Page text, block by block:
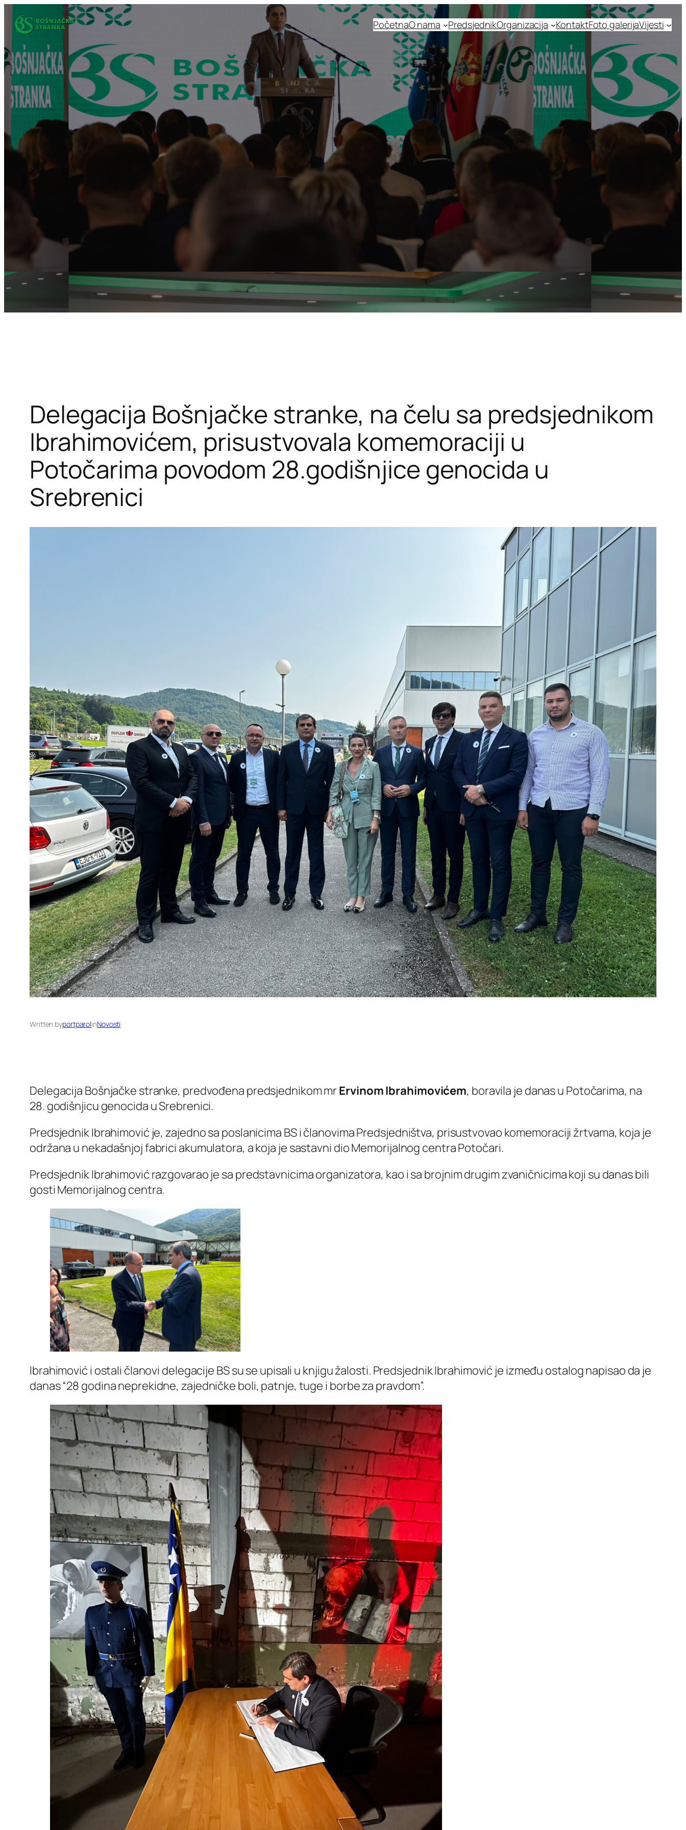
Idi
na
sadržaj
PočetnaO nama PredsjednikOrganizacija KontaktFoto galerijaVijesti
Delegacija Bošnjačke stranke, na čelu sa predsjednikom
Ibrahimovićem, prisustvovala komemoraciji u
Potočarima povodom 28.godišnjice genocida u
Srebrenici
Written byportparolinNovosti
Delegacija Bošnjačke stranke, predvođena predsjednikom mr Ervinom Ibrahimovićem, boravila je danas u Potočarima, na
28. godišnjicu genocida u Srebrenici.
Predsjednik Ibrahimović je, zajedno sa poslanicima BS i članovima Predsjedništva, prisustvovao komemoraciji žrtvama, koja je
održana u nekadašnjoj fabrici akumulatora, a koja je sastavni dio Memorijalnog centra Potočari.
Predsjednik Ibrahimović razgovarao je sa predstavnicima organizatora, kao i sa brojnim drugim zvaničnicima koji su danas bili
gosti Memorijalnog centra.
Ibrahimović i ostali članovi delegacije BS su se upisali u knjigu žalosti. Predsjednik Ibrahimović je između ostalog napisao da je
danas “28 godina neprekidne, zajedničke boli, patnje, tuge i borbe za pravdom”.